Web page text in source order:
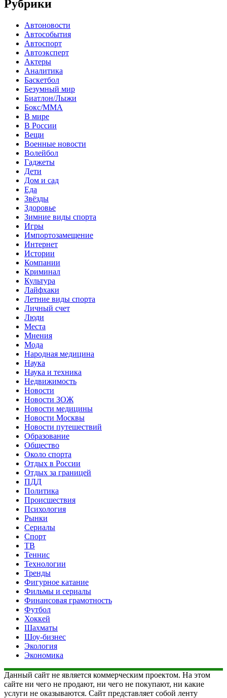
Рубрики
Автоновости
Автособытия
Автоспорт
Автоэксперт
Актеры
Аналитика
Баскетбол
Безумный мир
Биатлон/Лыжи
Бокс/MMA
В мире
В России
Вещи
Военные новости
Волейбол
Гаджеты
Дети
Дом и сад
Еда
Звёзды
Здоровье
Зимние виды спорта
Игры
Импортозамещение
Интернет
Истории
Компании
Криминал
Культура
Лайфхаки
Летние виды спорта
Личный счет
Люди
Места
Мнения
Мода
Народная медицина
Наука
Наука и техника
Недвижимость
Новости
Новости ЗОЖ
Новости медицины
Новости Москвы
Новости путешествий
Образование
Общество
Около спорта
Отдых в России
Отдых за границей
ПДД
Политика
Происшествия
Психология
Рынки
Сериалы
Спорт
ТВ
Теннис
Технологии
Тренды
Фигурное катание
Фильмы и сериалы
Финансовая грамотность
Футбол
Хоккей
Шахматы
Шоу-бизнес
Экология
Экономика
Данный сайт не является коммерческим проектом. На этом
сайте ни чего не продают, ни чего не покупают, ни какие
услуги не оказываются. Сайт представляет собой ленту